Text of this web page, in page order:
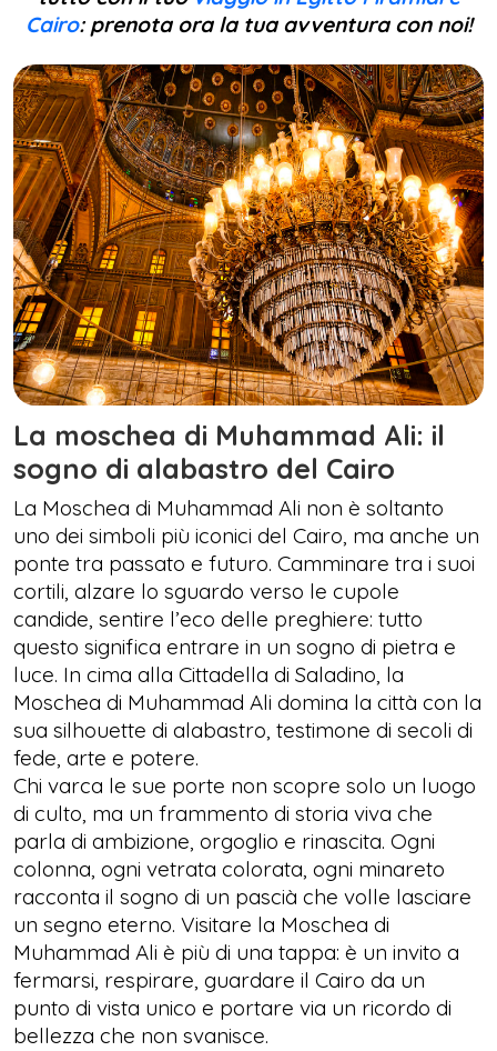
Cairo: prenota ora la tua avventura con noi!
La moschea di Muhammad Ali: il
sogno di alabastro del Cairo
La Moschea di Muhammad Ali non è soltanto
uno dei simboli più iconici del Cairo, ma anche un
ponte tra passato e futuro. Camminare tra i suoi
cortili, alzare lo sguardo verso le cupole
candide, sentire l’eco delle preghiere: tutto
questo significa entrare in un sogno di pietra e
luce. In cima alla Cittadella di Saladino, la
Moschea di Muhammad Ali domina la città con la
sua silhouette di alabastro, testimone di secoli di
fede, arte e potere.
Chi varca le sue porte non scopre solo un luogo
di culto, ma un frammento di storia viva che
parla di ambizione, orgoglio e rinascita. Ogni
colonna, ogni vetrata colorata, ogni minareto
racconta il sogno di un pascià che volle lasciare
un segno eterno. Visitare la Moschea di
Muhammad Ali è più di una tappa: è un invito a
fermarsi, respirare, guardare il Cairo da un
punto di vista unico e portare via un ricordo di
bellezza che non svanisce.